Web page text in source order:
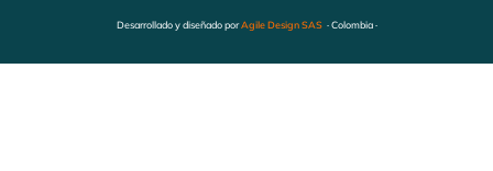
Desarrollado y diseñado porAgile Design SAS· Colombia ·